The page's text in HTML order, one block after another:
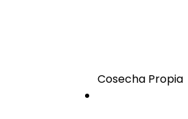
Cosecha Propia